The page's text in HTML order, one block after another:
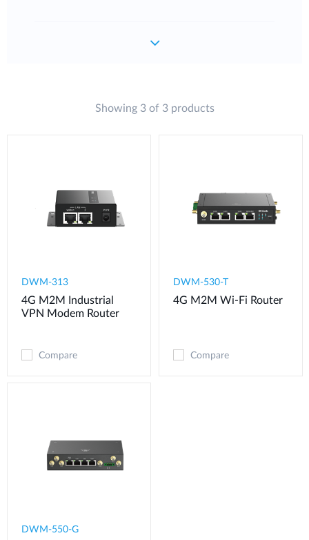
Showing 3 of 3 products
DWM-313
4G M2M Industrial
VPN Modem​ Router
Compare
DWM-530-T
4G M2M Wi-Fi Router
Compare
DWM-550-G